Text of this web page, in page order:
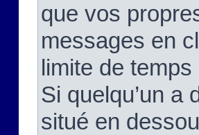
que vos
messages en
limite de
Si quelqu’un a
situé en